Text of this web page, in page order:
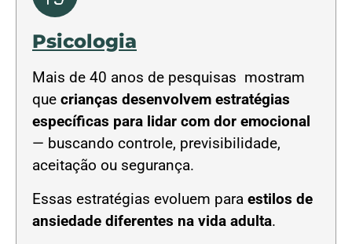
Psicologia
Mais de 40 anos de pesquisas mostram
que crianças desenvolvem estratégias
específicas para lidar com dor emocional
— buscando controle, previsibilidade,
aceitação ou segurança.
Essas estratégias evoluem para estilos de
ansiedade diferentes na vida adulta.